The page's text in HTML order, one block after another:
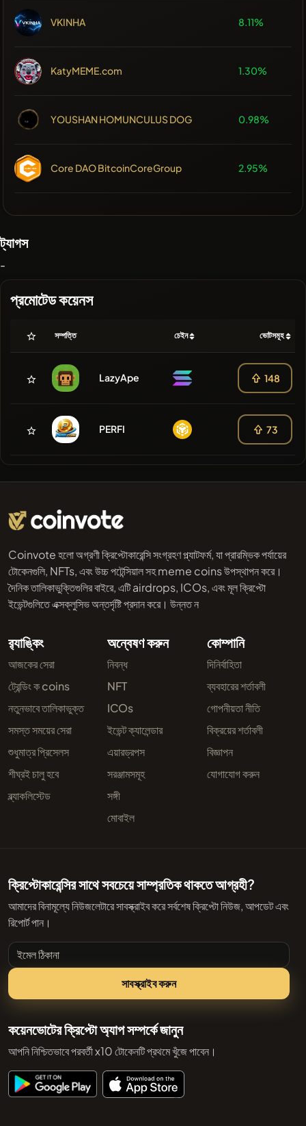
VKINHA 8.11%
KatyMEME.com 1.30%
YOUSHAN HOMUNCULUS DOG 0.98%
Core DAO BitcoinCoreGroup 2.95%
ট্যাগস
-
প্রমোটেড কয়েনস
সম্পত্তি চেইন ভোটসমূহ
LazyApe 148
PERFI 73
Coinvote হলো অগ্রণী ক্রিপ্টোকারেন্সি সংগ্রহণ প্ল্যাটফর্ম, যা প্রারম্ভিক পর্যায়ের
টোকেনগুলি, NFTs, এবং উচ্চ পটেন্সিয়াল সহ meme coins উপস্থাপন করে।
দৈনিক তালিকাভুক্তিগুলির বাইরে, এটি airdrops, ICOs, এবং মূল ক্রিপ্টো
ইভেন্টগুলিতে এক্সক্লুসিভ অন্তর্দৃষ্টি প্রদান করে। উন্নত ন
র‌্যাঙ্কিং
আজকের সেরা
ট্রেন্ডিং ক coins
নতুনভাবে তালিকাভুক্ত
সমস্ত সময়ের সেরা
শুধুমাত্র প্রিসেলস
শীঘ্রই চালু হবে
ব্ল্যাকলিস্টেড
অন্বেষণ করুন
নিবন্ধ
NFT
ICOs
ইভেন্ট ক্যালেন্ডার
এয়ারড্রপস
সরঞ্জামসমূহ
সঙ্গী
মোবাইল
কোম্পানি
দিনির্বাহিতা
ব্যবহারের শর্তাবলী
গোপনীয়তা নীতি
বিক্রয়ের শর্তাবলী
বিজ্ঞাপন
যোগাযোগ করুন
ক্রিপ্টোকারেন্সির সাথে সবচেয়ে সাম্প্রতিক থাকতে আগ্রহী?
আমাদের বিনামূল্যে নিউজলেটারে সাবস্ক্রাইব করে সর্বশেষ ক্রিপ্টো নিউজ, আপডেট এবং
রিপোর্ট পান।
ইমেল ঠিকানা
সাবস্ক্রাইব করুন
কয়েনভোটের ক্রিপ্টো অ্যাপ সম্পর্কে জানুন
আপনি নিশ্চিতভাবে পরবর্তী x10 টোকেনটি প্রথমে খুঁজে পাবেন।